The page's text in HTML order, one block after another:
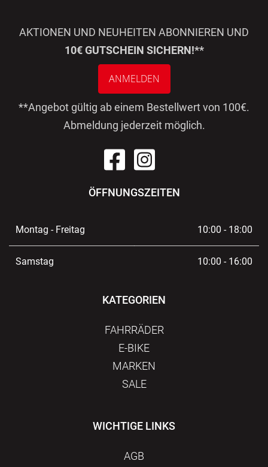
AKTIONEN UND NEUHEITEN ABONNIEREN UND
10€ GUTSCHEIN SICHERN!**
ANMELDEN
**Angebot gültig ab einem Bestellwert von 100€.
Abmeldung jederzeit möglich.
ÖFFNUNGSZEITEN
Montag - Freitag 10:00 - 18:00
Samstag 10:00 - 16:00
KATEGORIEN
FAHRRÄDER
E-BIKE
MARKEN
SALE
WICHTIGE LINKS
AGB